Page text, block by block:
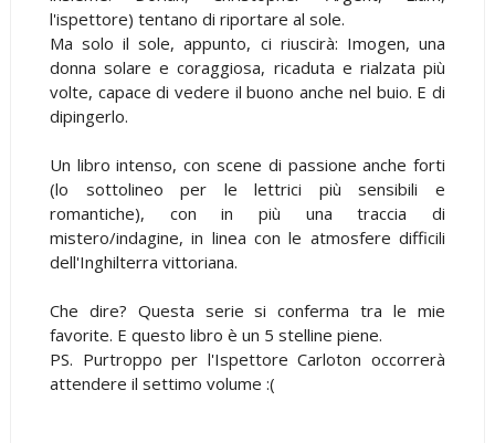
l'ispettore) tentano di riportare al sole.
Ma solo il sole, appunto, ci riuscirà: Imogen, una
donna solare e coraggiosa, ricaduta e rialzata più
volte, capace di vedere il buono anche nel buio. E di
dipingerlo.
Un libro intenso, con scene di passione anche forti
(lo sottolineo per le lettrici più sensibili e
romantiche), con in più una traccia di
mistero/indagine, in linea con le atmosfere difficili
dell'Inghilterra vittoriana.
Che dire? Questa serie si conferma tra le mie
favorite. E questo libro è un 5 stelline piene.
PS. Purtroppo per l'Ispettore Carloton occorrerà
attendere il settimo volume :(